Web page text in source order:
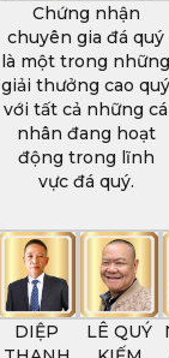
Chứng nhận
chuyên gia đá quý
là một trong những
giải thưởng cao quý
với tất cả những cá
nhân đang hoạt
động trong lĩnh
vực đá quý.
DIỆP
LÊ QUÝ